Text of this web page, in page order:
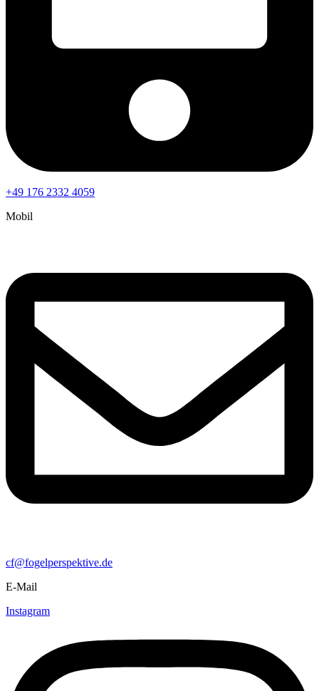
+49 176 2332 4059
Mobil
cf@fogelperspektive.de
E-Mail
Instagram